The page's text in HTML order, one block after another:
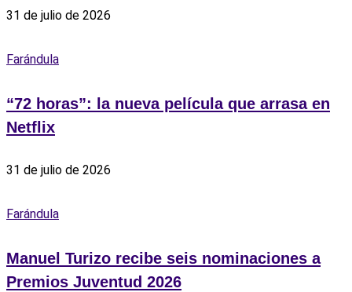
31 de julio de 2026
Farándula
“72 horas”: la nueva película que arrasa en
Netflix
31 de julio de 2026
Farándula
Manuel Turizo recibe seis nominaciones a
Premios Juventud 2026